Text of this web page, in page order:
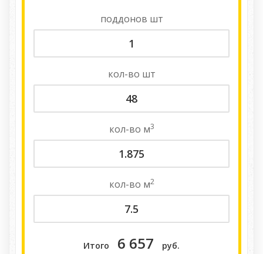
поддонов шт
кол-во шт
кол-во м3
кол-во м2
Итого 6 657 руб.